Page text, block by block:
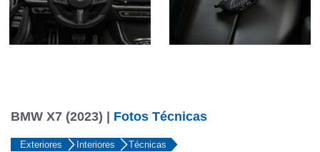
BMW X7 (2023) | Fotos Técnicas
Exteriores Interiores Técnicas